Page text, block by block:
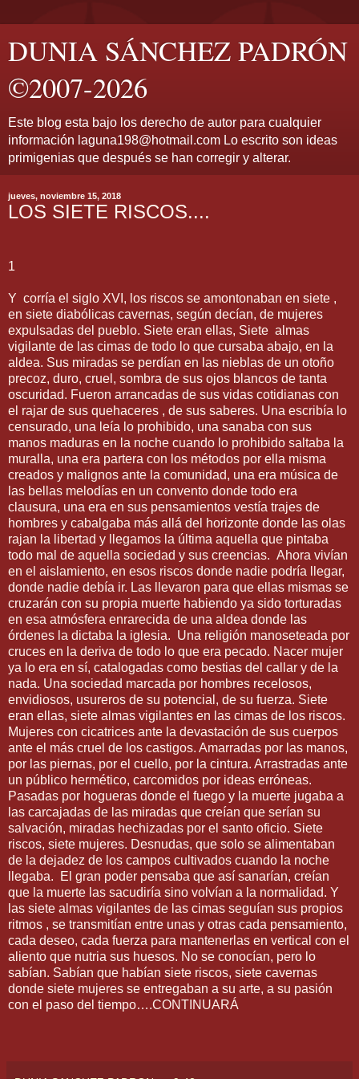
DUNIA SÁNCHEZ PADRÓN
©2007-2026
Este blog esta bajo los derecho de autor para cualquier
información laguna198@hotmail.com Lo escrito son ideas
primigenias que después se han corregir y alterar.
jueves, noviembre 15, 2018
LOS SIETE RISCOS....
1
Y corría el siglo XVI, los riscos se amontonaban en siete ,
en siete diabólicas cavernas, según decían, de mujeres
expulsadas del pueblo. Siete eran ellas, Siete almas
vigilante de las cimas de todo lo que cursaba abajo, en la
aldea. Sus miradas se perdían en las nieblas de un otoño
precoz, duro, cruel, sombra de sus ojos blancos de tanta
oscuridad. Fueron arrancadas de sus vidas cotidianas con
el rajar de sus quehaceres , de sus saberes. Una escribía lo
censurado, una leía lo prohibido, una sanaba con sus
manos maduras en la noche cuando lo prohibido saltaba la
muralla, una era partera con los métodos por ella misma
creados y malignos ante la comunidad, una era música de
las bellas melodías en un convento donde todo era
clausura, una era en sus pensamientos vestía trajes de
hombres y cabalgaba más allá del horizonte donde las olas
rajan la libertad y llegamos la última aquella que pintaba
todo mal de aquella sociedad y sus creencias. Ahora vivían
en el aislamiento, en esos riscos donde nadie podría llegar,
donde nadie debía ir. Las llevaron para que ellas mismas se
cruzarán con su propia muerte habiendo ya sido torturadas
en esa atmósfera enrarecida de una aldea donde las
órdenes la dictaba la iglesia. Una religión manoseteada por
cruces en la deriva de todo lo que era pecado. Nacer mujer
ya lo era en sí, catalogadas como bestias del callar y de la
nada. Una sociedad marcada por hombres recelosos,
envidiosos, usureros de su potencial, de su fuerza. Siete
eran ellas, siete almas vigilantes en las cimas de los riscos.
Mujeres con cicatrices ante la devastación de sus cuerpos
ante el más cruel de los castigos. Amarradas por las manos,
por las piernas, por el cuello, por la cintura. Arrastradas ante
un público hermético, carcomidos por ideas erróneas.
Pasadas por hogueras donde el fuego y la muerte jugaba a
las carcajadas de las miradas que creían que serían su
salvación, miradas hechizadas por el santo oficio. Siete
riscos, siete mujeres. Desnudas, que solo se alimentaban
de la dejadez de los campos cultivados cuando la noche
llegaba.
El gran poder pensaba que así sanarían, creían
que la muerte las sacudiría sino volvían a la normalidad. Y
las siete almas vigilantes de las cimas seguían sus propios
ritmos , se transmitían entre unas y otras cada pensamiento,
cada deseo, cada fuerza para mantenerlas en vertical con el
aliento que nutria sus huesos. No se conocían, pero lo
sabían. Sabían que habían siete riscos, siete cavernas
donde siete mujeres se entregaban a su arte, a su pasión
con el paso del tiempo….CONTINUARÁ